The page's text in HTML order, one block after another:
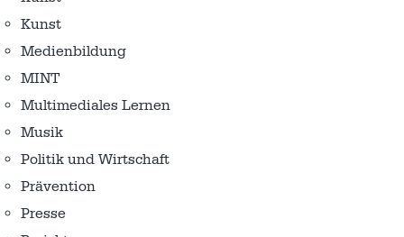
Kunst
Medienbildung
MINT
Multimediales Lernen
Musik
Politik und Wirtschaft
Prävention
Presse